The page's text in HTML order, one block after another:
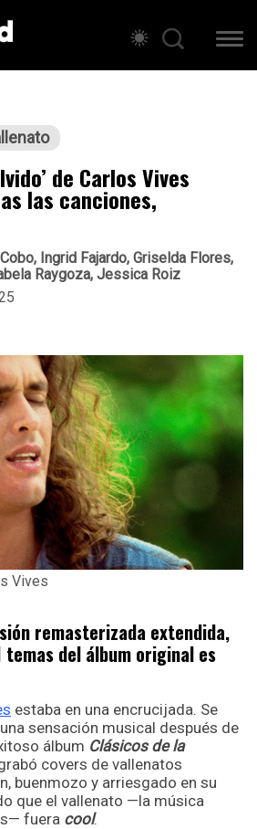
de Carlos Vives
las canciones,
Ingrid Fajardo, Griselda Flores,
Raygoza, Jessica Roiz
Vives
remasterizada extendida,
temas del álbum original es
estaba en una encrucijada. Se
sensación musical después de
álbum Clásicos de la
covers de vallenatos
buenmozo y arriesgado en su
que el vallenato —la música
fuera cool.